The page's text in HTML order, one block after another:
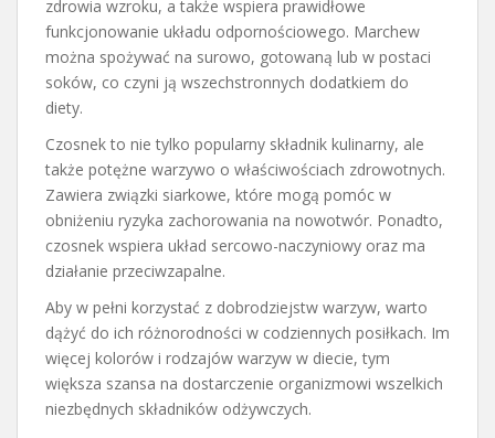
zdrowia wzroku, a także wspiera prawidłowe
funkcjonowanie układu odpornościowego. Marchew
można spożywać na surowo, gotowaną lub w postaci
soków, co czyni ją wszechstronnych dodatkiem do
diety.
Czosnek to nie tylko popularny składnik kulinarny, ale
także potężne warzywo o właściwościach zdrowotnych.
Zawiera związki siarkowe, które mogą pomóc w
obniżeniu ryzyka zachorowania na nowotwór. Ponadto,
czosnek wspiera układ sercowo-naczyniowy oraz ma
działanie przeciwzapalne.
Aby w pełni korzystać z dobrodziejstw warzyw, warto
dążyć do ich różnorodności w codziennych posiłkach. Im
więcej kolorów i rodzajów warzyw w diecie, tym
większa szansa na dostarczenie organizmowi wszelkich
niezbędnych składników odżywczych.